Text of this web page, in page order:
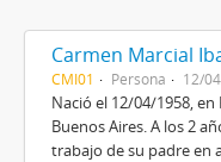
Carmen Marcial
CMI01 Persona 12/
Nació el 12/04/1958,
Buenos Aires. A los 2
trabajo de su padre en